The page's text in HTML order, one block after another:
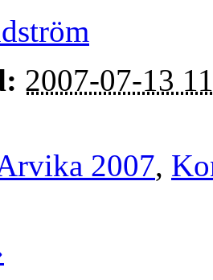
2007-07-13
2007,